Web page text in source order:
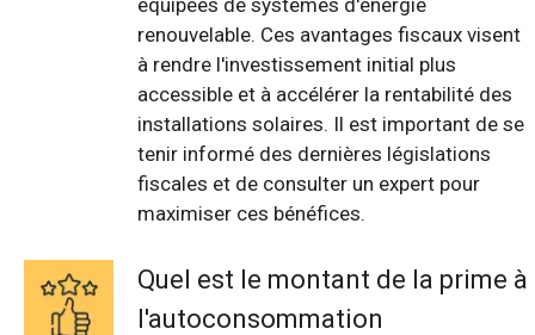
équipées de systèmes d'énergie
renouvelable. Ces avantages fiscaux visent
à rendre l'investissement initial plus
accessible et à accélérer la rentabilité des
installations solaires. Il est important de se
tenir informé des dernières législations
fiscales et de consulter un expert pour
maximiser ces bénéfices.
Quel est le montant de la prime à
l'autoconsommation